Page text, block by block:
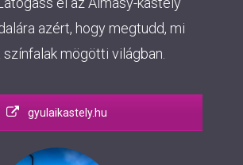
azért, hogy megtudd, mi
mögötti világban.
gyulaikastely.hu